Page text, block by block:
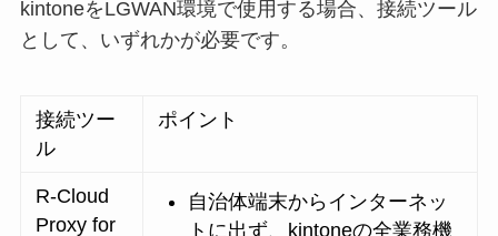
kintoneをLGWAN環境で使用する場合、接続ツール
として、いずれかが必要です。
接続ツー
ル
ポイント
R-Cloud
Proxy for
自治体端末からインターネッ
トに出ず、kintoneの全業務機